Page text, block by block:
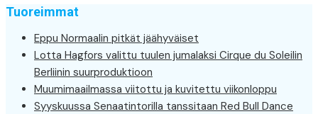
Tuoreimmat
Eppu Normaalin pitkät jäähyväiset
Lotta Hagfors valittu tuulen jumalaksi Cirque du Soleilin
Berliinin suurproduktioon
Muumimaailmassa viitottu ja kuvitettu viikonloppu
Syyskuussa Senaatintorilla tanssitaan Red Bull Dance